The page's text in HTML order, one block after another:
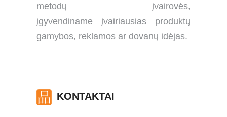
metodų įvairovės,
įgyvendiname įvairiausias produktų
gamybos, reklamos ar dovanų idėjas.
KONTAKTAI